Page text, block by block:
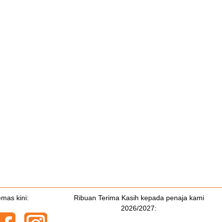
kini:
Ribuan Terima Kasih kepada penaja kami
2026/2027: